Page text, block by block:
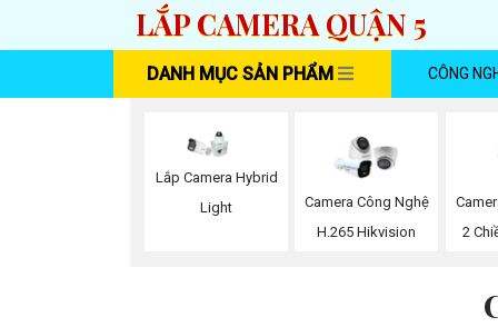
LẮP CAMERA QUẬN 5
DANH MỤC SẢN PHẨM CÔNG
Lắp Camera Hybrid
Light
Camera Công Nghệ
H.265 Hikvision
2